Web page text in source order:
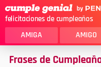
felicitaciones de cumpleaños
AMIGA AMIGO
MAMA
Frases de